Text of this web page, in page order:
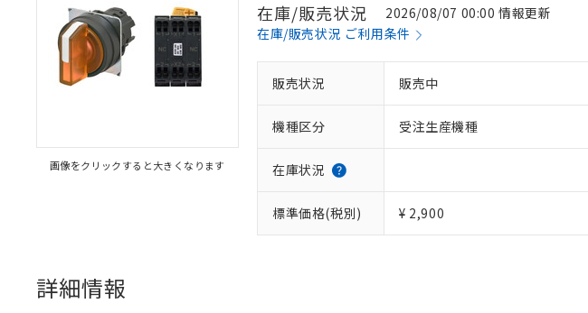
画像をクリックすると大きくなります
在庫/販売状況
2026/08/07 00:00 情報更新
在庫/販売状況 ご利用条件
販売状況 販売中
機種区分 受注生産機種
在庫状況
標準価格(税別) ¥ 2,900
詳細情報